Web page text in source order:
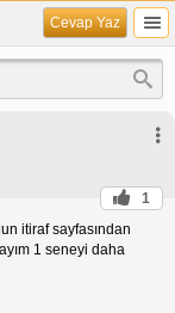
Cevap Yaz
1
itiraf sayfasından
1 seneyi daha